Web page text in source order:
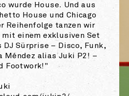
wurde House. Und aus
House und Chicago
Reihenfolge tanzen wir
mit einem exklusiven Set
DJ Sürprise – Disco, Funk,
Méndez alias Juki P2! –
Footwork!"